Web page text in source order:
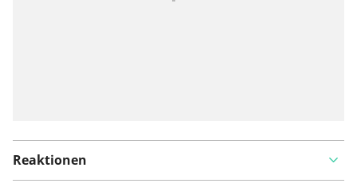
Reaktionen